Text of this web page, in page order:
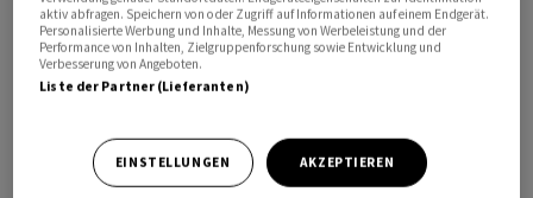
aktiv abfragen. Speichern von oder Zugriff auf Informationen auf einem Endgerät.
Personalisierte Werbung und Inhalte, Messung von Werbeleistung und der
Performance von Inhalten, Zielgruppenforschung sowie Entwicklung und
Verbesserung von Angeboten.
Liste der Partner (Lieferanten)
EINSTELLUNGEN AKZEPTIEREN